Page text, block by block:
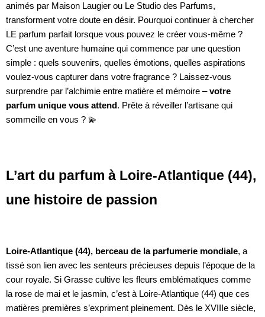
animés par Maison Laugier ou Le Studio des Parfums,
transforment votre doute en désir. Pourquoi continuer à chercher
LE parfum parfait lorsque vous pouvez le créer vous-même ?
C’est une aventure humaine qui commence par une question
simple : quels souvenirs, quelles émotions, quelles aspirations
voulez-vous capturer dans votre fragrance ? Laissez-vous
surprendre par l’alchimie entre matière et mémoire –votre
parfum unique vous attend. Prête à réveiller l’artisane qui
sommeille en vous ? 💫
L’art du parfum à Loire-Atlantique (44),
une histoire de passion
Loire-Atlantique (44), berceau de la parfumerie mondiale, a
tissé son lien avec les senteurs précieuses depuis l’époque de la
cour royale. Si Grasse cultive les fleurs emblématiques comme
la rose de mai et le jasmin, c’est à Loire-Atlantique (44) que ces
matières premières s’expriment pleinement. Dès le XVIIIe siècle,